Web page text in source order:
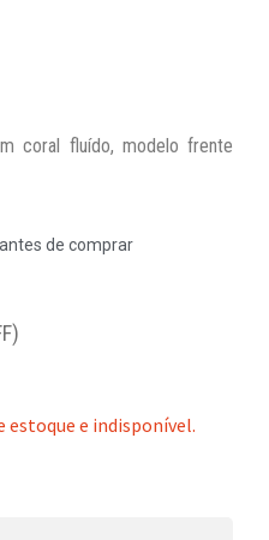
coral fluído, modelo frente
de comprar
estoque e indisponível.